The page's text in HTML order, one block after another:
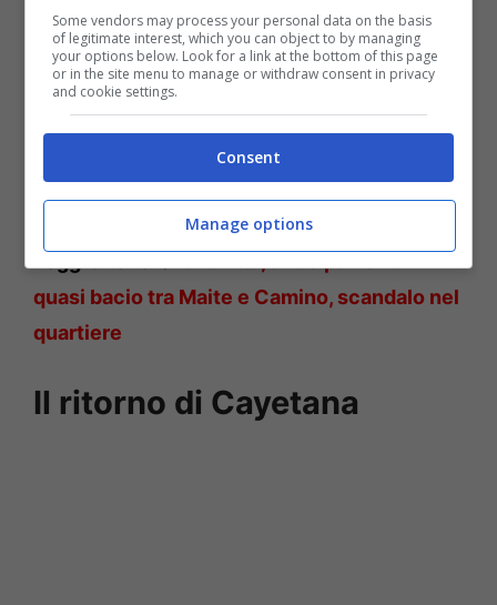
Felipe e Marcia – Solonotizie24
quasi bacio tra Maite e Camino, scandalo nel
quartiere
Il ritorno di Cayetana
Some vendors may process your personal data on the basis
of legitimate interest, which you can object to by managing
your options below. Look for a link at the bottom of this page
or in the site menu to manage or withdraw consent in privacy
and cookie settings.
Consent
Manage options